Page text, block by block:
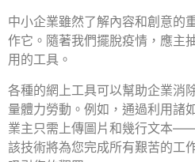
中小企業雖然了解內容和創意的
作它。隨著我們擺脫疫情，應主
用的工具。
各種的網上工具可以幫助企業消
量體力勞動。例如，通過利用諸
業主只需上傳圖片和幾行文本
該技術將為您完成所有艱苦的工